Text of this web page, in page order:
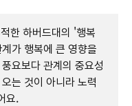
한 하버드대의 '행복
가 행복에 큰 영향을
요보다 관계의 중요성
는 것이 아니라 노력
요.